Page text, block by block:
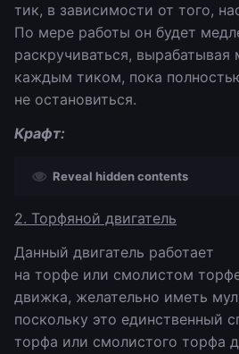
тик, в зависимости от того,
По мере работы он будет
раскручиваться, вырабатывая
каждым тиком, пока
не остановиться.
Крафт:
Reveal hidden contents
2. Торфяной двигатель
Данный двигатель работает
на торфе или смолистом
движка, желательно иметь
поскольку это единственный
торфа или смолистого торфа